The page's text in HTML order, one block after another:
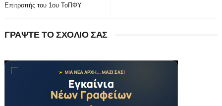
Επιτροπής του 1ου ΤοΠΦΥ
ΓΡΑΨΤΕ ΤΟ ΣΧΟΛΙΟ ΣΑΣ